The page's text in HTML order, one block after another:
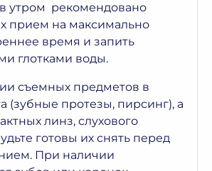
утром рекомендовано
прием на максимально
время и запить
глотками воды.
съемных предметов в
(зубные протезы, пирсинг), а
линз, слухового
готовы их снять перед
При наличии